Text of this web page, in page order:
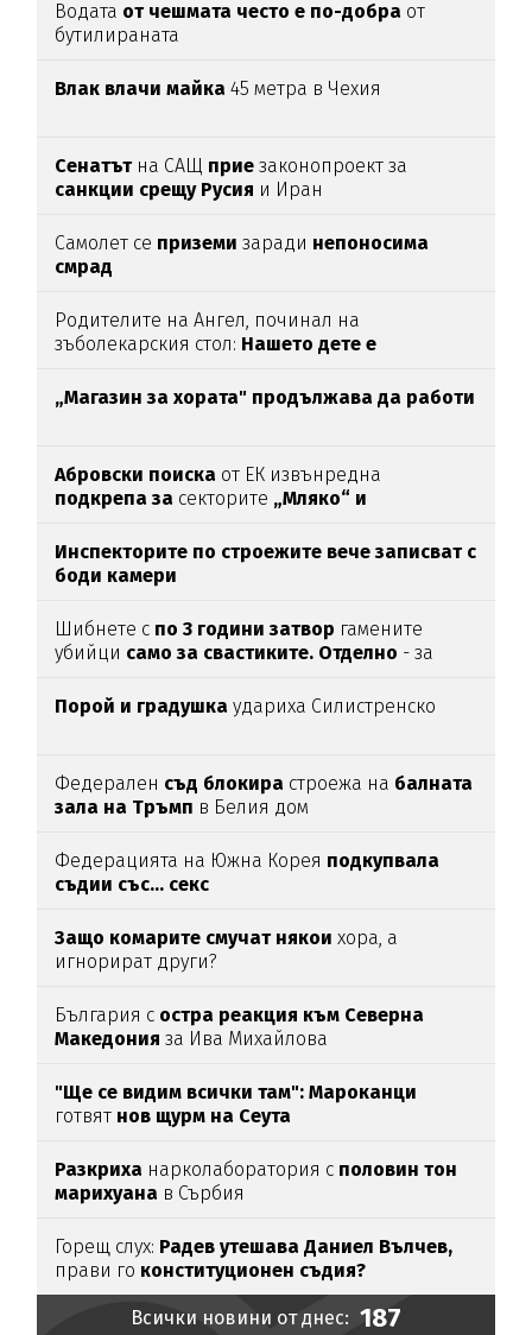
Водата от чешмата често е по-добра от
бутилираната
Влак влачи майка 45 метра в Чехия
Сенатътна САЩ прие законопроект за
санкции срещу Русия и Иран
Самолет се приземи заради непоносима
смрад
Родителите на Ангел, починал на
зъболекарския стол: Нашето дете е
антидотътнаупойката
„Магазин за хората" продължава да работи
Абровски поиска от ЕК извънредна
подкрепа за секторите „Мляко“ и
Инспекторите по строежите вече записват с
боди камери
Шибнете с по 3 години затвор гамените
убийци само за свастиките. Отделно - за
Порой и градушка удариха Силистренско
Федерален съд блокира строежа на балната
зала на Тръмп в Белия дом
Федерацията на Южна Корея подкупвала
съдии със... секс
Защо комарите смучат някои хора, а
игнорират други?
България с остра реакция към Северна
Македония за Ива Михайлова
"Ще се видим всички там": Мароканци
готвят нов щурм на Сеута
Разкриха нарколаборатория с половин тон
марихуана в Сърбия
Горещ слух: Радев утешава Даниел Вълчев,
прави го конституционен съдия?
Всички новини от днес: 187